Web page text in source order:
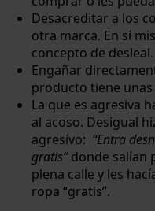
Desacreditar a los
otra marca. En sí
concepto de desleal.
Engañar
producto tiene
La que es agresiva
al acoso. Desigual
agresivo: “Entra
gratis”donde salían
plena calle y les
ropa “gratis”.